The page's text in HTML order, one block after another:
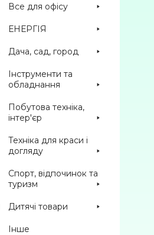
Все для офісу
ЕНЕРГІЯ
Дача, сад, город
Інструменти та
обладнання
Побутова техніка,
інтер'єр
Техніка для краси і
догляду
Спорт, відпочинок та
туризм
Дитячі товари
Інше